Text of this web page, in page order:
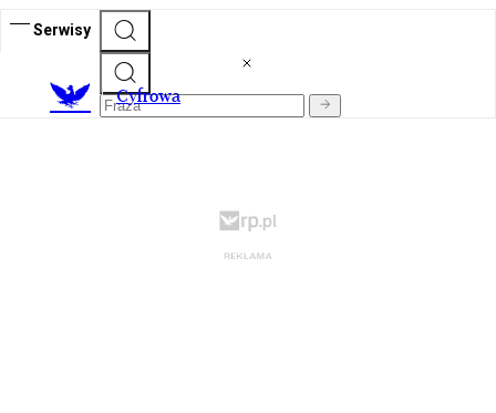
Serwisy
Cyfrowa